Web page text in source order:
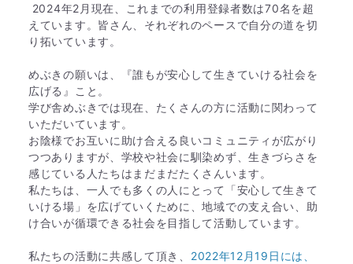
2024年2月現在、これまでの利用登録者数は70名を超
えています。皆さん、それぞれのペースで自分の道を切
り拓いています。
めぶきの願いは、『誰もが安心して生きていける社会を
広げる』こと。
学び舎めぶきでは現在、たくさんの方に活動に関わって
いただいています。
お陰様でお互いに助け合える良いコミュニティが広がり
つつありますが、学校や社会に馴染めず、生きづらさを
感じている人たちはまだまだたくさんいます。
私たちは、一人でも多くの人にとって「安心して生きて
いける場」を広げていくために、地域での支え合い、助
け合いが循環できる社会を目指して活動しています。
私たちの活動に共感して頂き、 2022年12月19日には、